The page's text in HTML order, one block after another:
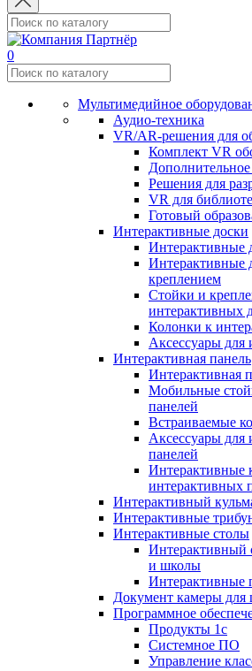
0
Мультимедийное
Аудио-техника
VR/AR-решения для
Комплект VR
Решения для
VR для
Готовый
Интерактивные доски
Интерактивные
Интерактивные
креплением
Стойки и
интерактивных
Колонки к
Аксессуары для
Интерактивная панель
Интерактивная
Мобильные
панелей
Встраиваемые
Аксессуары для
панелей
Интерактивные
интерактивных
Интерактивный
Интерактивные
Интерактивные столы
Интерактивный
и школы
Интерактивные
Документ камеры для
Программное
Продукты 1с
Системное ПО
Управление